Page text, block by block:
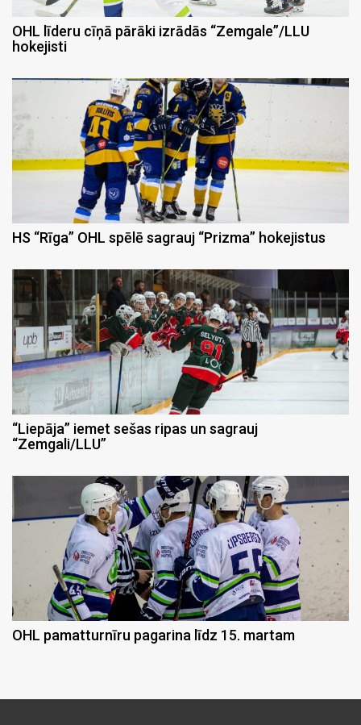
OHL līderu cīņā pārāki izrādās “Zemgale”/LLU
hokejisti
HS “Rīga” OHL spēlē sagrauj “Prizma” hokejistus
“Liepāja” iemet sešas ripas un sagrauj
“Zemgali/LLU”
OHL pamatturnīru pagarina līdz 15. martam